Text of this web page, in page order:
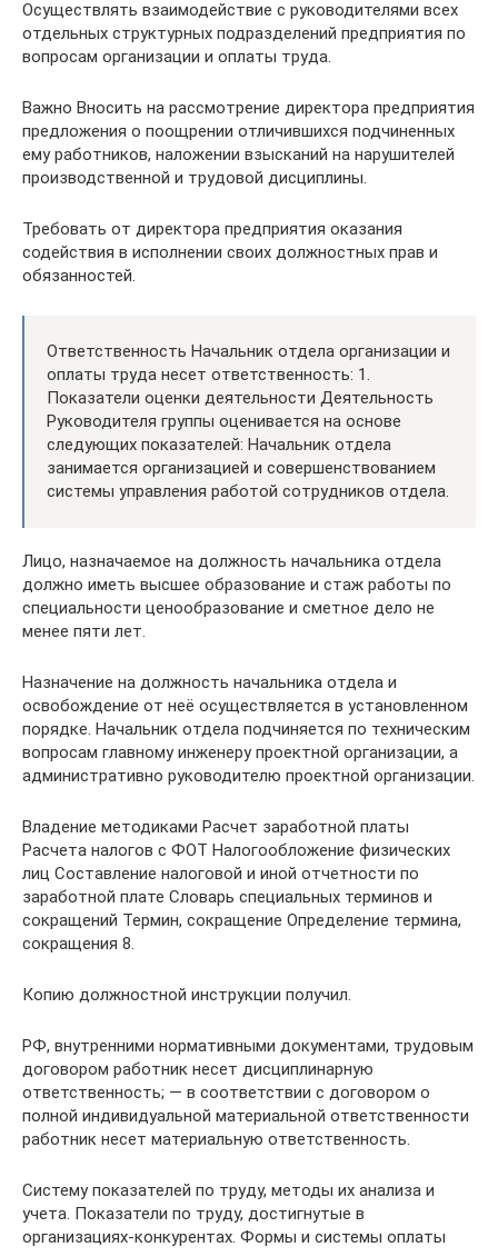
Осуществлять взаимодействие с руководителями всех
отдельных структурных подразделений предприятия по
вопросам организации и оплаты труда.
Важно Вносить на рассмотрение директора предприятия
предложения о поощрении отличившихся подчиненных
ему работников, наложении взысканий на нарушителей
производственной и трудовой дисциплины.
Требовать от директора предприятия оказания
содействия в исполнении своих должностных прав и
обязанностей.
Ответственность Начальник отдела организации и
оплаты труда несет ответственность: 1.
Показатели оценки деятельности Деятельность
Руководителя группы оценивается на основе
следующих показателей: Начальник отдела
занимается организацией и совершенствованием
системы управления работой сотрудников отдела.
Лицо, назначаемое на должность начальника отдела
должно иметь высшее образование и стаж работы по
специальности ценообразование и сметное дело не
менее пяти лет.
Назначение на должность начальника отдела и
освобождение от неё осуществляется в установленном
порядке. Начальник отдела подчиняется по техническим
вопросам главному инженеру проектной организации, а
административно руководителю проектной организации.
Владение методиками Расчет заработной платы
Расчета налогов с ФОТ Налогообложение физических
лиц Составление налоговой и иной отчетности по
заработной плате Словарь специальных терминов и
сокращений Термин, сокращение Определение термина,
сокращения 8.
Копию должностной инструкции получил.
РФ, внутренними нормативными документами, трудовым
договором работник несет дисциплинарную
ответственность; — в соответствии с договором о
полной индивидуальной материальной ответственности
работник несет материальную ответственность.
Систему показателей по труду, методы их анализа и
учета. Показатели по труду, достигнутые в
организациях-конкурентах. Формы и системы оплаты